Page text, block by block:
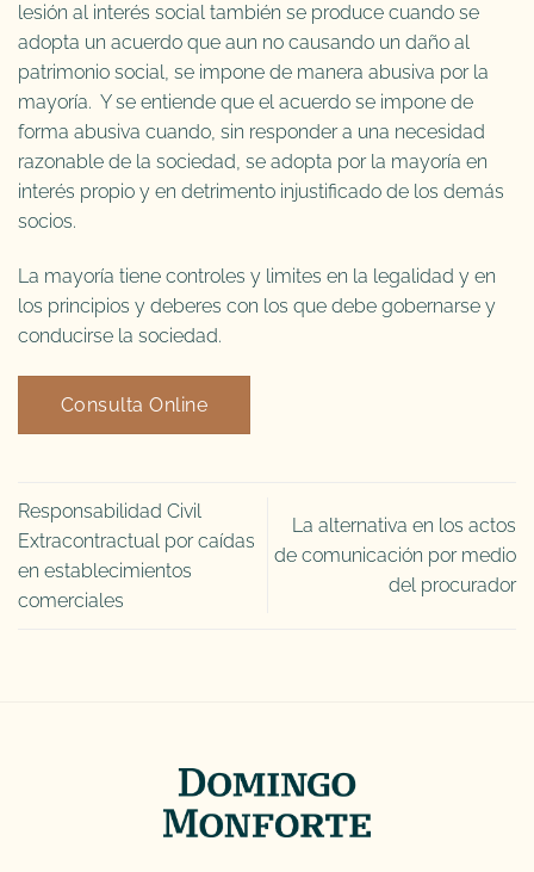
lesión al interés social también se produce cuando se
adopta un acuerdo que aun no causando un daño al
patrimonio social, se impone de manera abusiva por la
mayoría. Y se entiende que el acuerdo se impone de
forma abusiva cuando, sin responder a una necesidad
razonable de la sociedad, se adopta por la mayoría en
interés propio y en detrimento injustificado de los demás
socios.
La mayoría tiene controles y limites en la legalidad y en
los principios y deberes con los que debe gobernarse y
conducirse la sociedad.
Consulta Online
Responsabilidad Civil
Extracontractual por caídas
en establecimientos
comerciales
La alternativa en los actos
de comunicación por medio
del procurador